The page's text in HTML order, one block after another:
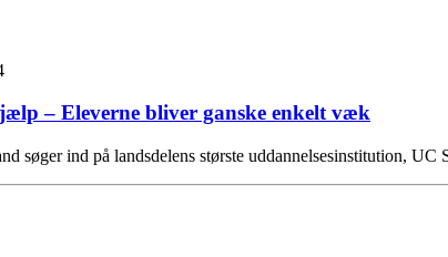
– Eleverne bliver ganske enkelt væk
søger ind på landsdelens største uddannelsesinstitution,